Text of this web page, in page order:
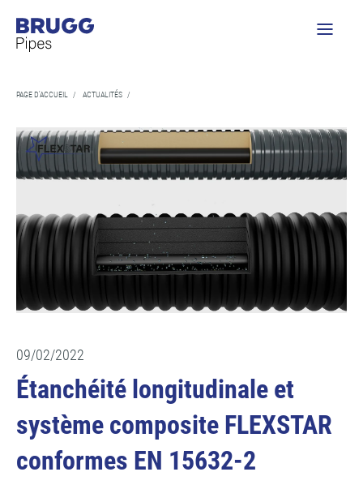
PAGE D'ACCUEIL / ACTUALITÉS /
09/02/2022
Étanchéité longitudinale et
système composite FLEXSTAR
conformes EN 15632-2